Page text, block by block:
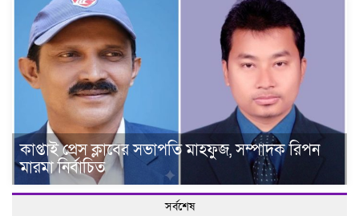
কাপ্তাই প্রেস ক্লাবের সভাপতি মাহফুজ, সম্পাদক রিপন
মারমা নির্বাচিত
সর্বশেষ